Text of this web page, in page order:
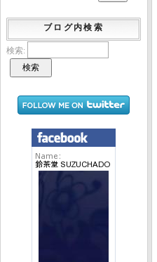
ブログ内検索
検索: